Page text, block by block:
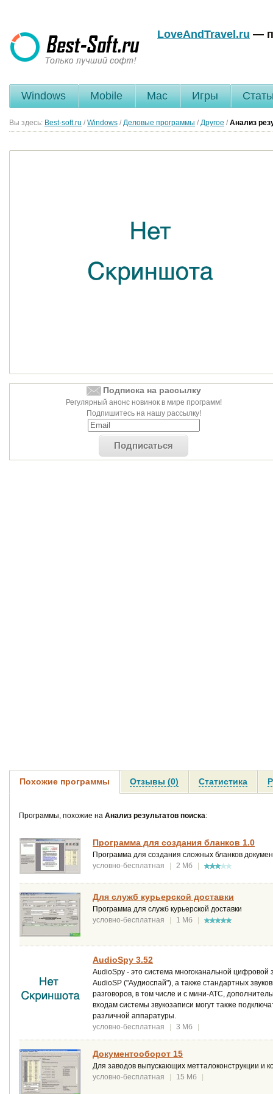
LoveAndTravel.ru —
Windows Mobile Mac Игры
Вы здесь: Best-soft.ru / Windows / Деловые программы / Другое / Анализ
Подписка на рассылку
Регулярный анонс новинок в мире программ!
Подпишитесь на нашу рассылку!
Подписаться
Похожие программы Отзывы (0) Статистика
Программы, похожие на Анализ результатов поиска:
Программа для создания бланков 1.0
Программа для создания сложных бланков
условно-бесплатная
| 2 Мб |
Для служб курьерской доставки
Программа для служб курьерской доставки
условно-бесплатная
| 1 Мб |
AudioSpy 3.52
AudioSpy - это система многоканальной цифровой
AudioSP ("Аудиоспай"), а также стандартных
разговоров, в том числе и с мини-АТС,
входам системы звукозаписи могут также
различной аппаратуры.
условно-бесплатная
| 3 Мб |
Документооборот 15
Для заводов выпускающих метталоконструкции и
условно-бесплатная
| 15 Мб |